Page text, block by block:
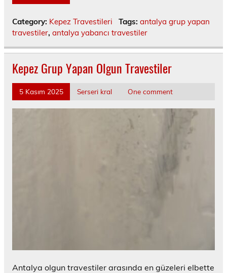
Category: Kepez Travestileri Tags: antalya grup yapan
travestiler, antalya yabancı travestiler
Kepez Grup Yapan Olgun Travestiler
5 Kasım 2025 Serseri kral One comment
Antalya olgun travestiler arasında en güzeleri elbette